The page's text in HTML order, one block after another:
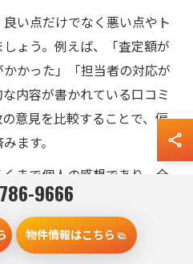
い点だけでなく悪い点やト
ょう。例えば、「査定額が
かった」「担当者の対応が
内容が書かれている口コミ
意見を比較することで、偏
ます。
まで個人の感想であり、全
ではありません。最終的な
物件の条件に合った不動産
めることが大切です。
9666
物件情報はこちら